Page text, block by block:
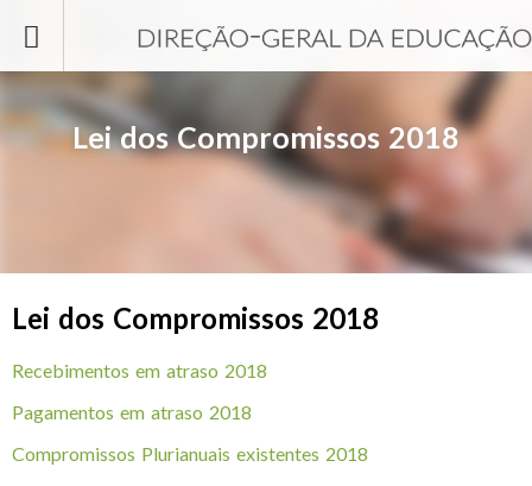
Lei dos Compromissos 2018
Lei dos Compromissos 2018
Recebimentos em atraso 2018
Pagamentos em atraso 2018
Compromissos Plurianuais existentes 2018